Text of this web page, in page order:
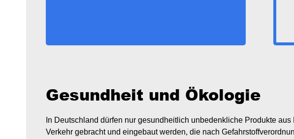
Gesundheit und Ökologie
In Deutschland dürfen nur gesundheitlich unbedenkliche Produkte
Verkehr gebracht und eingebaut werden, die nach